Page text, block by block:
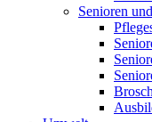
Senioren